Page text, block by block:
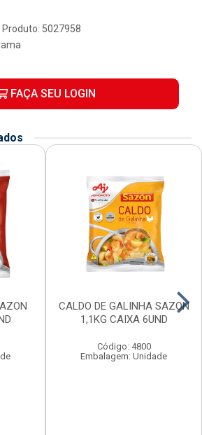
5027958
FAÇA SEU LOGIN
CALDO DE GALINHA SAZON
1,1KG CAIXA 6UND
Código: 4800
Embalagem: Unidade